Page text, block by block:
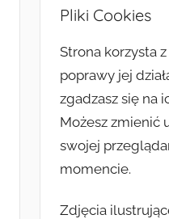
Pliki Cookies
Strona korzysta
poprawy jej
zgadzasz się na
Możesz zmienić
swojej
momencie.
Zdjęcia